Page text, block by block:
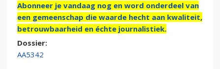
Abonneer je vandaag nog en word onderdeel van
een gemeenschap die waarde hecht aan kwaliteit,
betrouwbaarheid en échte journalistiek.
Dossier:
AA5342